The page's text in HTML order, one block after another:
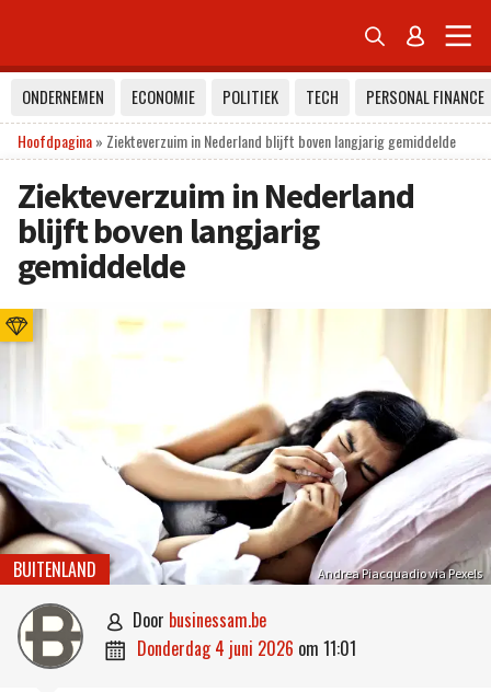
 
ONDERNEMEN ECONOMIE POLITIEK TECH
PERSONAL FINANCE
Hoofdpagina» Ziekteverzuim in Nederland blijft boven langjarig gemiddelde
Ziekteverzuim in Nederland
blijft boven langjarig
gemiddelde
Andrea Piacquadio via Pexels
BUITENLAND
 door businessam.be
 donderdag 4 juni 2026 om 11:01